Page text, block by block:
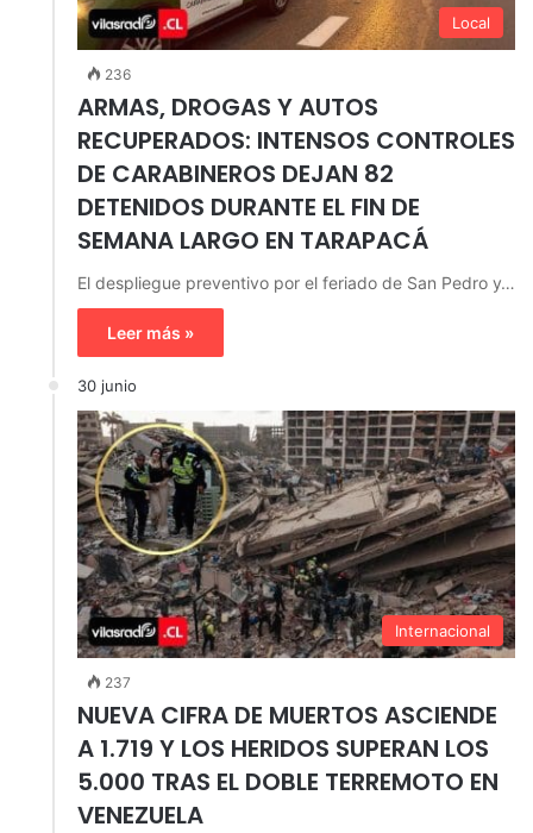
Local
236
ARMAS, DROGAS Y AUTOS
RECUPERADOS: INTENSOS CONTROLES
DE CARABINEROS DEJAN 82
DETENIDOS DURANTE EL FIN DE
SEMANA LARGO EN TARAPACÁ
El despliegue preventivo por el feriado de San Pedro y…
Leer más »
30 junio
Internacional
237
NUEVA CIFRA DE MUERTOS ASCIENDE
A 1.719 Y LOS HERIDOS SUPERAN LOS
5.000 TRAS EL DOBLE TERREMOTO EN
VENEZUELA